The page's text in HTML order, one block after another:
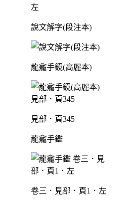
左
說文解字(段注本)
龍龕手鏡(高麗本)
見部．頁345
龍龕手鑑
卷三．見部．頁1．左